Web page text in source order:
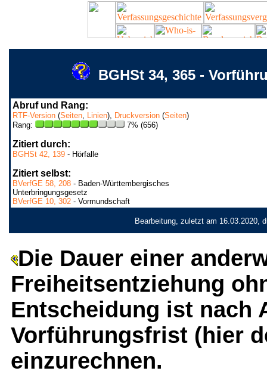
BGHSt 34, 365 -
Abruf und Rang:
RTF-Version (Seiten, Linien), Druckversion (Seiten)
Rang:
7% (656)
Zitiert durch:
BGHSt 42, 139 - Hörfalle
Zitiert selbst:
BVerfGE 58, 208 - Baden-Württembergisches
Unterbringungsgesetz
BVerfGE 10, 302 - Vormundschaft
Bearbeitung, zuletzt am 16.03.2020,
Die Dauer einer
Freiheitsentziehung
Entscheidung ist nach
Vorführungsfrist (hier
einzurechnen.